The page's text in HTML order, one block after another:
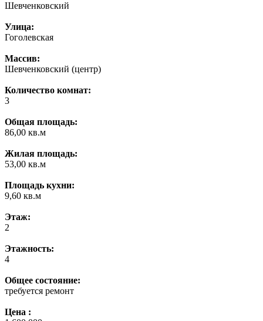
Шевченковский
Улица:
Гоголевская
Массив:
Шевченковский (центр)
Количество комнат:
3
Общая площадь:
86,00 кв.м
Жилая площадь:
53,00 кв.м
Площадь кухни:
9,60 кв.м
Этаж:
2
Этажность:
4
Общее состояние:
требуется ремонт
Цена :